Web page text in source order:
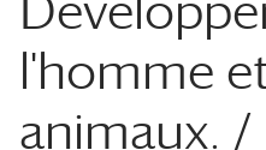
l'homme
animaux.